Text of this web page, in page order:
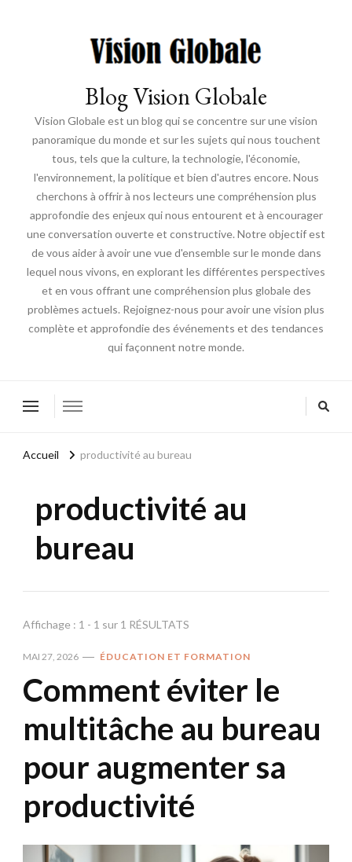
Blog Vision Globale
Vision Globale est un blog qui se concentre sur une vision
panoramique du monde et sur les sujets qui nous touchent
tous, tels que la culture, la technologie, l'économie,
l'environnement, la politique et bien d'autres encore. Nous
cherchons à offrir à nos lecteurs une compréhension plus
approfondie des enjeux qui nous entourent et à encourager
une conversation ouverte et constructive. Notre objectif est
de vous aider à avoir une vue d'ensemble sur le monde dans
lequel nous vivons, en explorant les différentes perspectives
et en vous offrant une compréhension plus globale des
problèmes actuels. Rejoignez-nous pour avoir une vision plus
complète et approfondie des événements et des tendances
qui façonnent notre monde.
Accueil productivité au bureau
productivité au
bureau
Affichage : 1 - 1 sur 1 RÉSULTATS
MAI 27, 2026 ÉDUCATION ET FORMATION
Comment éviter le
multitâche au bureau
pour augmenter sa
productivité